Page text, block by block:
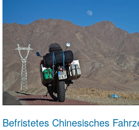
Befristetes Chinesisches